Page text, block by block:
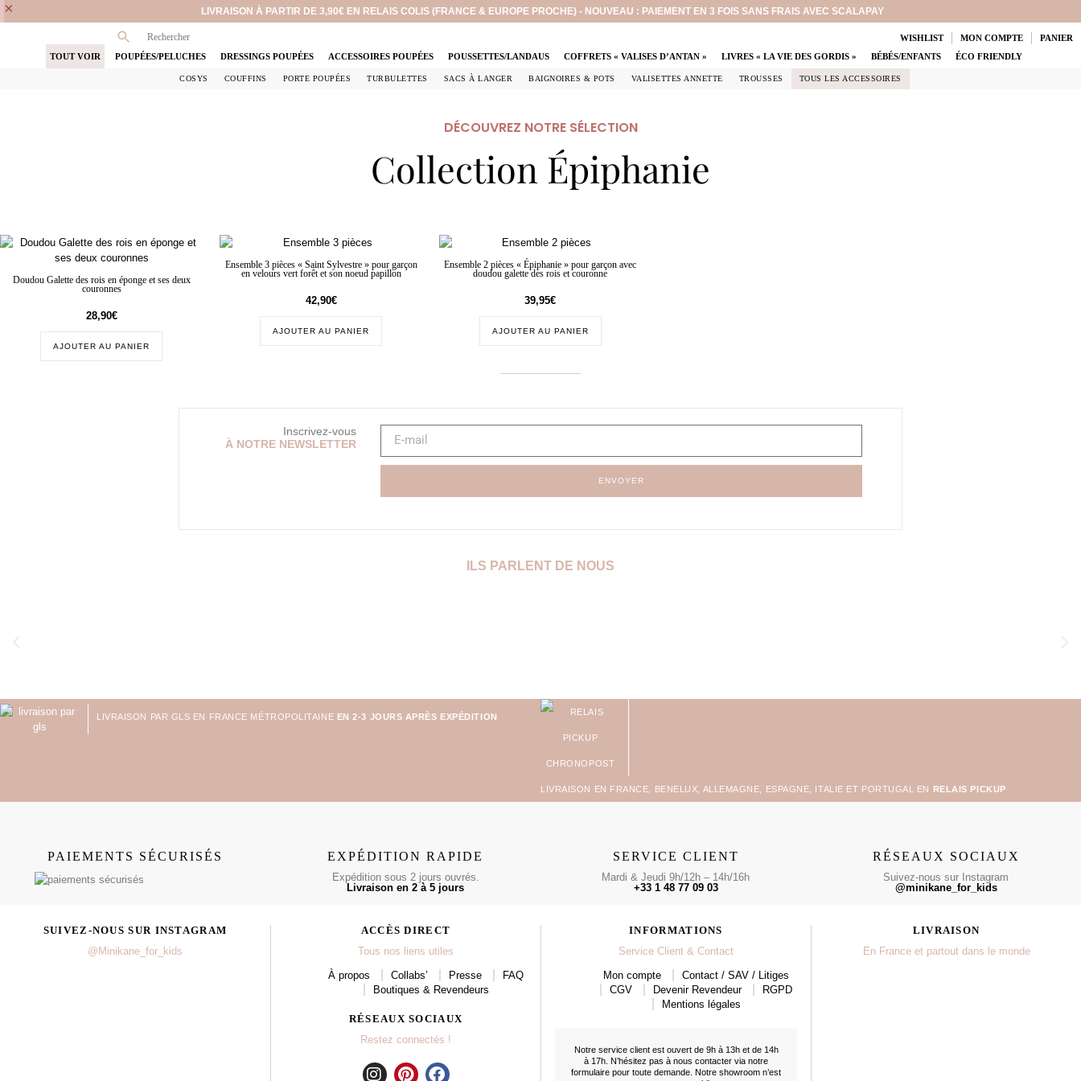
LIVRAISON À PARTIR DE 3,90€ EN RELAIS COLIS (FRANCE & EUROPE PROCHE) - NOUVEAU : PAIEMENT EN 3 FOIS SANS FRAIS AVEC SCALAPAY
×
WISHLIST MON COMPTE
PANIER
TOUT VOIR
POUPÉES/PELUCHES DRESSINGS POUPÉES ACCESSOIRES POUPÉES POUSSETTES/LANDAUS COFFRETS « VALISES D’ANTAN » LIVRES « LA VIE DES GORDIS » BÉBÉS/ENFANTS ÉCO FRIENDLY
COSYS COUFFINS PORTE POUPÉES TURBULETTES SACS À LANGER BAIGNOIRES & POTS VALISETTES ANNETTE TROUSSES TOUS LES ACCESSOIRES
DÉCOUVREZ NOTRE SÉLECTION
Collection Épiphanie
Doudou Galette des rois en éponge et ses deux
couronnes
28,90€
AJOUTER AU PANIER
Ensemble 3 pièces « Saint Sylvestre » pour garçon
en velours vert forêt et son noeud papillon
42,90€
AJOUTER AU PANIER
Ensemble 2 pièces « Épiphanie » pour garçon avec
doudou galette des rois et couronne
39,95€
AJOUTER AU PANIER
Inscrivez-vous
À NOTRE NEWSLETTER
ENVOYER
ILS PARLENT DE NOUS
LIVRAISON PAR GLS EN FRANCE MÉTROPOLITAINE EN 2-3 JOURS APRÈS EXPÉDITION
LIVRAISON EN FRANCE, BENELUX, ALLEMAGNE, ESPAGNE, ITALIE ET PORTUGAL EN RELAIS PICKUP
PAIEMENTS SÉCURISÉS EXPÉDITION RAPIDE
Expédition sous 2 jours ouvrés.
Livraison en 2 à 5 jours
SERVICE CLIENT
Mardi & Jeudi 9h/12h – 14h/16h
+33 1 48 77 09 03
RÉSEAUX SOCIAUX
Suivez-nous sur Instagram
@minikane_for_kids
SUIVEZ-NOUS SUR INSTAGRAM
@Minikane_for_kids
ACCÈS DIRECT
Tous nos liens utiles
À propos
Collabs’ Presse
FAQ
Boutiques & Revendeurs
RÉSEAUX SOCIAUX
Restez connectés !
INFORMATIONS
Service Client & Contact
Mon compte
Contact / SAV / Litiges
CGV
Devenir Revendeur
RGPD
Mentions légales
Notre service client est ouvert de 9h à 13h et de 14h
à 17h. N’hésitez pas à nous contacter via notre
formulaire pour toute demande. Notre showroom n’est
LIVRAISON
En France et partout dans le monde